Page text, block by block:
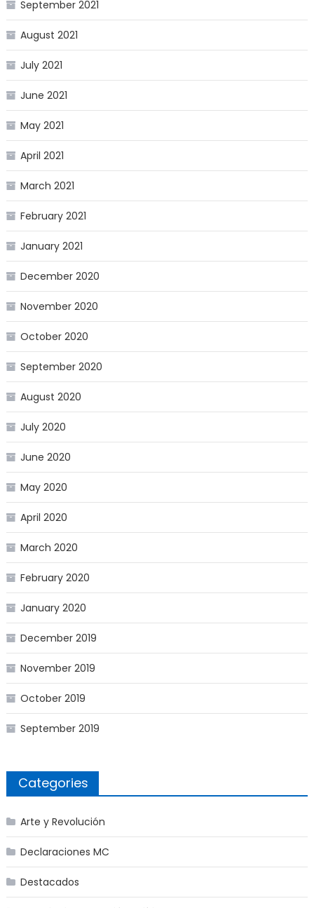
September 2021
August 2021
July 2021
June 2021
May 2021
April 2021
March 2021
February 2021
January 2021
December 2020
November 2020
October 2020
September 2020
August 2020
July 2020
June 2020
May 2020
April 2020
March 2020
February 2020
January 2020
December 2019
November 2019
October 2019
September 2019
Categories
Arte y Revolución
Declaraciones MC
Destacados